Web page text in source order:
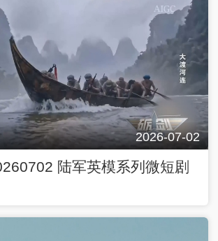
2026-07-02
陆军英模系列微短剧